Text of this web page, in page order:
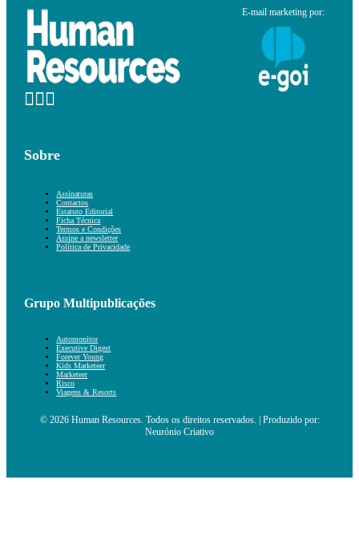
E-mail marketing por:
Sobre
Assinaturas
Contactos
Estatuto Editorial
Ficha Técnica
Termos e Condições
Assine a newsletter
Política de Privacidade
Grupo Multipublicações
Automonitor
Executive Digest
Forever Young
Kids Marketeer
Marketeer
Risco
Viagens & Resorts
© 2026 Human Resources. Todos os direitos reservados. | Produzido por:
Neurónio Criativo